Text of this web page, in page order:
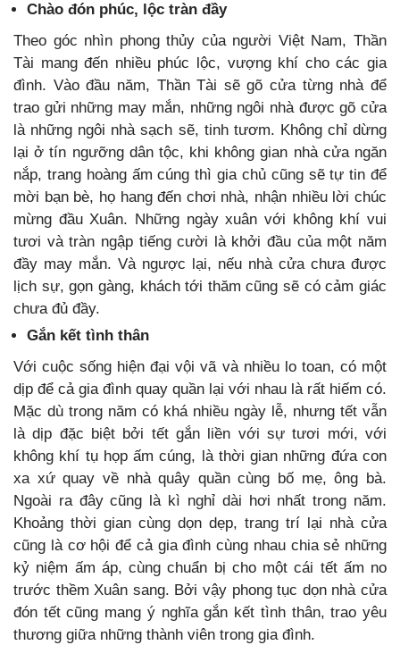
Chào đón phúc, lộc tràn đầy
Theo góc nhìn phong thủy của người Việt Nam, Thần
Tài mang đến nhiều phúc lộc, vượng khí cho các gia
đình. Vào đầu năm, Thần Tài sẽ gõ cửa từng nhà để
trao gửi những may mắn, những ngôi nhà được gõ cửa
là những ngôi nhà sạch sẽ, tinh tươm. Không chỉ dừng
lại ở tín ngưỡng dân tộc, khi không gian nhà cửa ngăn
nắp, trang hoàng ấm cúng thì gia chủ cũng sẽ tự tin để
mời bạn bè, họ hang đến chơi nhà, nhận nhiều lời chúc
mừng đầu Xuân. Những ngày xuân với không khí vui
tươi và tràn ngập tiếng cười là khởi đầu của một năm
đầy may mắn. Và ngược lại, nếu nhà cửa chưa được
lịch sự, gọn gàng, khách tới thăm cũng sẽ có cảm giác
chưa đủ đầy.
Gắn kết tình thân
Với cuộc sống hiện đại vội vã và nhiều lo toan, có một
dịp để cả gia đình quay quần lại với nhau là rất hiếm có.
Mặc dù trong năm có khá nhiều ngày lễ, nhưng tết vẫn
là dịp đặc biệt bởi tết gắn liền với sự tươi mới, với
không khí tụ họp ấm cúng, là thời gian những đứa con
xa xứ quay về nhà quây quần cùng bố mẹ, ông bà.
Ngoài ra đây cũng là kì nghỉ dài hơi nhất trong năm.
Khoảng thời gian cùng dọn dẹp, trang trí lại nhà cửa
cũng là cơ hội để cả gia đình cùng nhau chia sẻ những
kỷ niệm ấm áp, cùng chuẩn bị cho một cái tết ấm no
trước thềm Xuân sang. Bởi vậy phong tục dọn nhà cửa
đón tết cũng mang ý nghĩa gắn kết tình thân, trao yêu
thương giữa những thành viên trong gia đình.